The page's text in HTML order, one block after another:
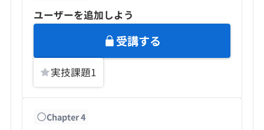
ユーザーを追加しよう
受講する
実技課題1
Chapter4